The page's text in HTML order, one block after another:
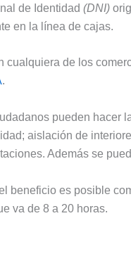
de Identidad (DNI)
en la línea de cajas.
cualquiera de los
.
pueden hacer
aislación de
Además se
beneficio es posible
va de 8 a 20 horas.